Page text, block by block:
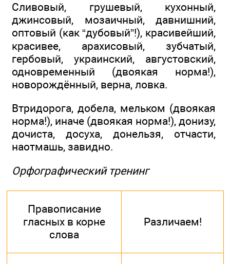
Сливовый, грушевый, кухонный,
джинсовый, мозаичный, давнишний,
оптовый (как “дубовый”!), красивейший,
красивее, арахисовый, зубчатый,
гербовый, украинский, августовский,
одновременный (двоякая норма!),
новорождённый, верна, ловка.
Втридорога, добела, мельком (двоякая
норма!), иначе (двоякая норма!), донизу,
дочиста, досуха, донельзя, отчасти,
наотмашь, завидно.
Орфографический тренинг
Правописание
гласных в корне
слова
Различаем!